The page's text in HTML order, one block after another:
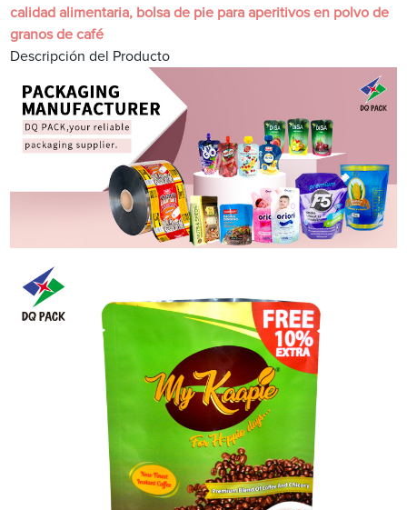
calidad alimentaria, bolsa de pie para aperitivos en polvo de
granos de café
Descripción del Producto